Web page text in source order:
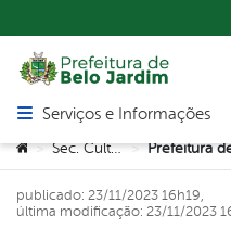
Abrir menu principal de
Serviços e Informações
Você está aqui:
> Sec. Cultura >
publicado: 23/11/2023 16h19,
última modificação: 23/11/2023